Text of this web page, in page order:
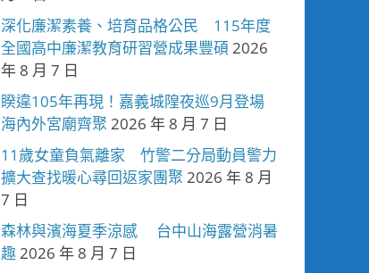
深化廉潔素養、培育品格公民 115年度
全國高中廉潔教育研習營成果豐碩 2026
年 8 月 7 日
睽違105年再現！嘉義城隍夜巡9月登場
海內外宮廟齊聚 2026 年 8 月 7 日
11歲女童負氣離家 竹警二分局動員警力
擴大查找暖心尋回返家團聚 2026 年 8 月
7 日
森林與濱海夏季涼感 台中山海露營消暑
趣2026 年 8 月 7 日